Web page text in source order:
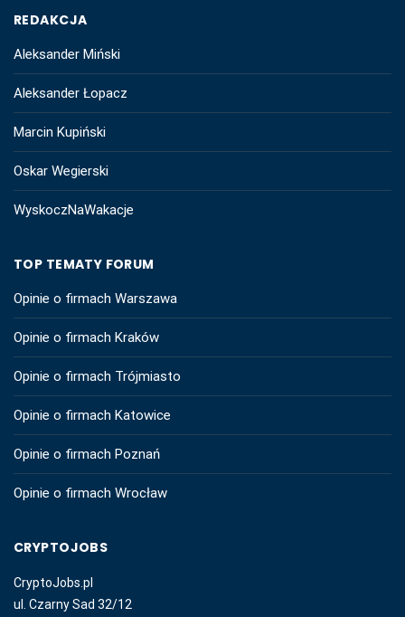
REDAKCJA
Aleksander Miński
Aleksander Łopacz
Marcin Kupiński
Oskar Wegierski
WyskoczNaWakacje
TOP TEMATY FORUM
Opinie o firmach Warszawa
Opinie o firmach Kraków
Opinie o firmach Trójmiasto
Opinie o firmach Katowice
Opinie o firmach Poznań
Opinie o firmach Wrocław
CRYPTOJOBS
CryptoJobs.pl
ul. Czarny Sad 32/12